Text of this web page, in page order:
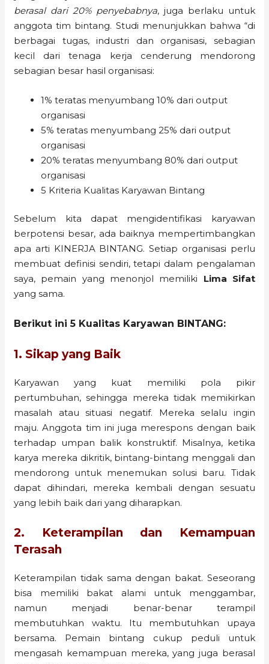
berasal dari 20% penyebabnya, juga berlaku untuk
anggota tim bintang. Studi menunjukkan bahwa “di
berbagai tugas, industri dan organisasi, sebagian
kecil dari tenaga kerja cenderung mendorong
sebagian besar hasil organisasi:
1% teratas menyumbang 10% dari output
organisasi
5% teratas menyumbang 25% dari output
organisasi
20% teratas menyumbang 80% dari output
organisasi
5 Kriteria Kualitas Karyawan Bintang
Sebelum kita dapat mengidentifikasi karyawan
berpotensi besar, ada baiknya mempertimbangkan
apa arti KINERJA BINTANG. Setiap organisasi perlu
membuat definisi sendiri, tetapi dalam pengalaman
saya, pemain yang menonjol memiliki Lima Sifat
yang sama.
Berikut ini5 Kualitas Karyawan BINTANG:
1. Sikap yang Baik
Karyawan yang kuat memiliki pola pikir
pertumbuhan, sehingga mereka tidak memikirkan
masalah atau situasi negatif. Mereka selalu ingin
maju. Anggota tim ini juga merespons dengan baik
terhadap umpan balik konstruktif. Misalnya, ketika
karya mereka dikritik, bintang-bintang menggali dan
mendorong untuk menemukan solusi baru. Tidak
dapat dihindari, mereka kembali dengan sesuatu
yang lebih baik dari yang diharapkan.
2. Keterampilan dan Kemampuan
Terasah
Keterampilan tidak sama dengan bakat. Seseorang
bisa memiliki bakat alami untuk menggambar,
namun menjadi benar-benar terampil
membutuhkan waktu. Itu membutuhkan upaya
bersama. Pemain bintang cukup peduli untuk
mengasah kemampuan mereka, yang juga berasal